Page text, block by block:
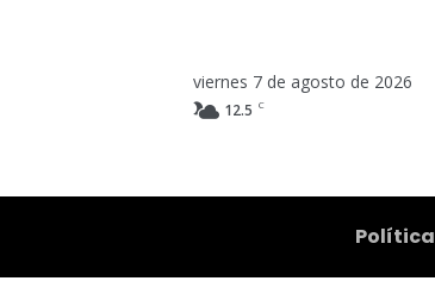
viernes 7 de agosto de 2026
12.5 C
Política